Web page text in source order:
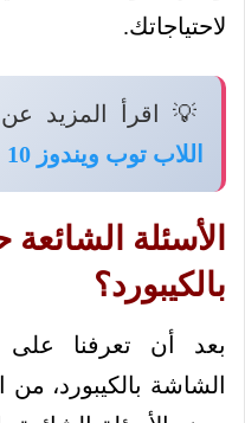
لاحتياجاتك.
💡 اقرأ المزيد
اللاب توب ويندوز 10
الأسئلة
بالكيبورد؟
بعد أن تعرفنا على
الشاشة بالكيبورد، من